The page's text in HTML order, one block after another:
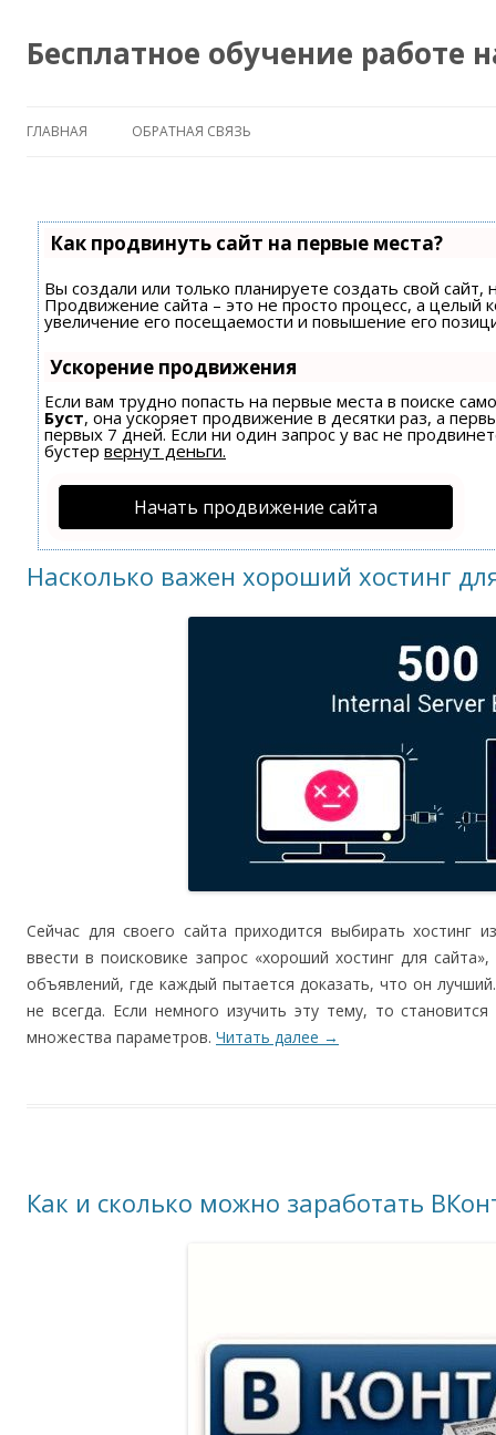
Бесплатное обучение работе
ГЛАВНАЯ ОБРАТНАЯ СВЯЗЬ
Как продвинуть сайт на первые места?
Вы создали или только планируете создать свой сайт,
Продвижение сайта – это не просто процесс, а целый
увеличение его посещаемости и повышение его
Ускорение продвижения
Если вам трудно попасть на первые места в поиске
Буст, она ускоряет продвижение в десятки раз, а
первых 7 дней. Если ни один запрос у вас не
бустер вернут деньги.
Начать продвижение сайта
Насколько важен хороший хостинг
Сейчас для своего сайта приходится выбирать хостинг
ввести в поисковике запрос «хороший хостинг для
объявлений, где каждый пытается доказать, что он
не всегда. Если немного изучить эту тему, то
множества параметров. Читать далее →
Как и сколько можно заработать